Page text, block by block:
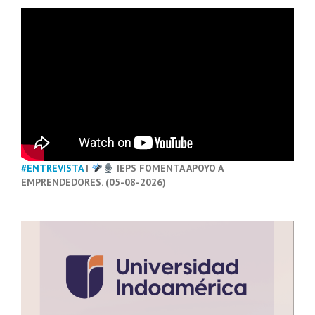
#ENTREVISTA|
IEPS FOMENTA APOYO A
EMPRENDEDORES. (05-08-2026)